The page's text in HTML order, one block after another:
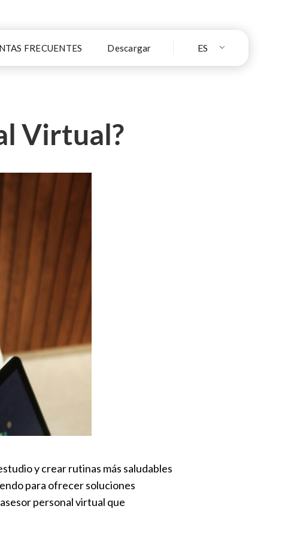
FRECUENTES Descargar ES
Virtual?
y crear rutinas más saludables
para ofrecer soluciones
personal virtual que